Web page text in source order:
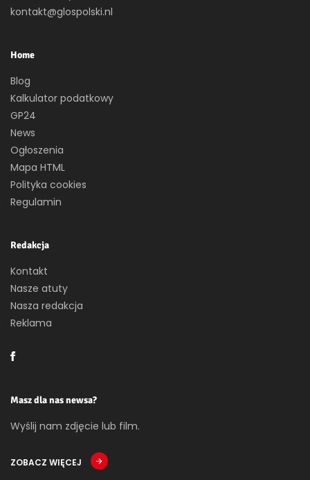
kontakt@glospolski.nl
Home
Blog
Kalkulator podatkowy
GP24
News
Ogłoszenia
Mapa HTML
Polityka cookies
Regulamin
Redakcja
Kontakt
Nasze atuty
Nasza redakcja
Reklama
Masz dla nas newsa?
Wyślij nam zdjęcie lub film.
ZOBACZ WIĘCEJ